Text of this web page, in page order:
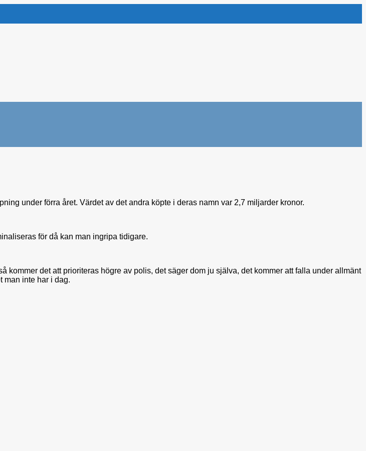
under förra året. Värdet av det andra köpte i deras namn var 2,7 miljarder kronor.
för då kan man ingripa tidigare.
det att prioriteras högre av polis, det säger dom ju själva, det kommer att falla under allmänt
man inte har i dag.